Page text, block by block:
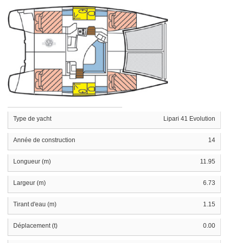
Type de yacht Lipari 41 Evolution
Année de construction 14
Longueur (m) 11.95
Largeur (m) 6.73
Tirant d'eau (m) 1.15
Déplacement (t) 0.00